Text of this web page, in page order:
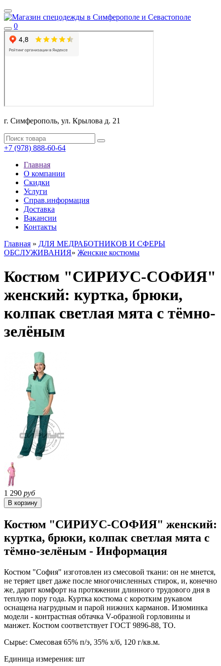
0
г. Симферополь, ул. Крылова д. 21
+7 (978) 888-60-64
Главная
О компании
Скидки
Услуги
Справ.информация
Доставка
Вакансии
Контакты
Главная » ДЛЯ МЕДРАБОТНИКОВ И СФЕРЫ
ОБСЛУЖИВАНИЯ» Женские костюмы
Костюм "СИРИУС-СОФИЯ"
женский: куртка, брюки,
колпак светлая мята с тёмно-
зелёным
1 290 руб
Костюм "СИРИУС-СОФИЯ" женский:
куртка, брюки, колпак светлая мята с
тёмно-зелёным - Информация
Костюм "София" изготовлен из смесовой ткани: он не мнется,
не теряет цвет даже после многочисленных стирок, и, конечно
же, дарит комфорт на протяжении длинного трудового дня в
теплую пору года. Куртка костюма с коротким рукавом
оснащена нагрудным и парой нижних карманов. Изюминка
модели - контрастная обтачка V-образной горловины и
манжет. Костюм соответствует ГОСТ 9896-88, ТО.
Сырье: Смесовая 65% п/э, 35% х/б, 120 г/кв.м.
Единица измерения: шт